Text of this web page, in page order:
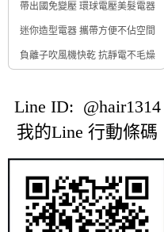
帶出國免變壓 環球電壓美髮電器
迷你造型電器 攜帶方便不佔空間
負離子吹風機快乾 抗靜電不毛燥
Line ID: @hair1314
我的Line 行動條碼